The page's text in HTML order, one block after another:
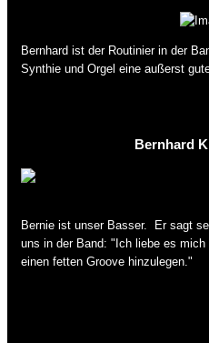
Bernhard ist der Routinier in der
Synthie und Orgel eine außerst
Bernhard
Bernie ist unser Basser. Er sagt
uns in der Band: "Ich liebe es
einen fetten Groove hinzulegen."